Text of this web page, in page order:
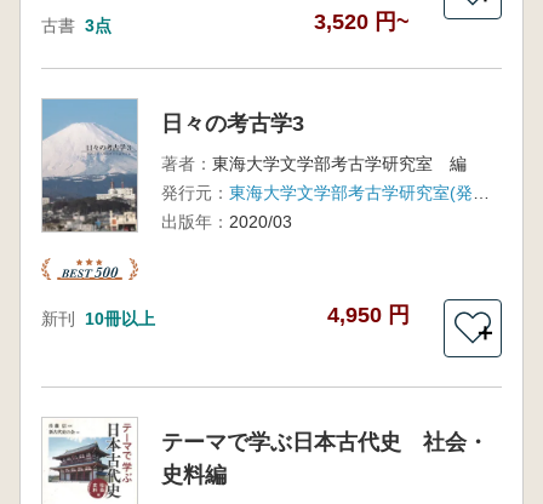
古書 3点 3,520 円~
日々の考古学3
著者： 東海大学文学部考古学研究室 編
発行元：
出版年： 2020/03
新刊 10冊以上 4,950 円
＋
テーマで学ぶ日本古代史 社会・
史料編